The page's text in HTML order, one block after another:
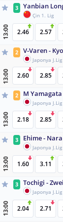
3 Yanbian
Çin 1. Lig
13:00 2.46 2.57
2 V-Varen -
Japonya J.Lig
13:00 2.60 2.85
2 M Yamagata
Japonya
13:00 2.18 2.85
3 Ehime -
Japonya
13:00 1.60 3.11
3 Tochigi -
Japonya
13:00 2.04 2.71